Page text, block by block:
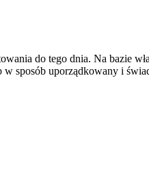
do tego dnia. Na bazie
sposób uporządkowany i